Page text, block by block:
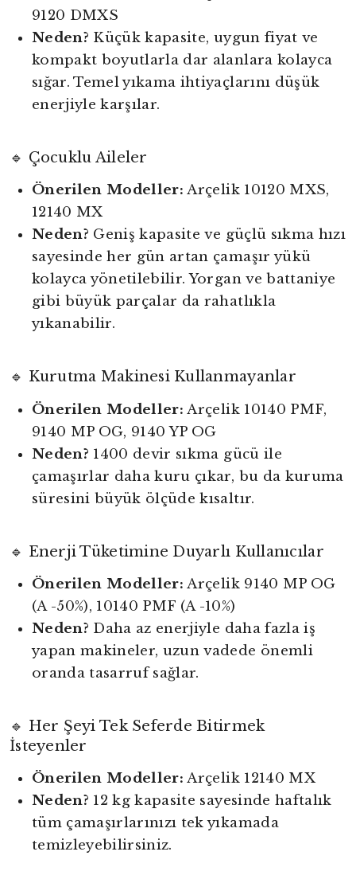
9120 DMXS
Neden? Küçük kapasite, uygun fiyat ve
kompakt boyutlarla dar alanlara kolayca
sığar. Temel yıkama ihtiyaçlarını düşük
enerjiyle karşılar.
🔹 Çocuklu Aileler
Önerilen Modeller: Arçelik 10120 MXS,
12140 MX
Neden? Geniş kapasite ve güçlü sıkma hızı
sayesinde her gün artan çamaşır yükü
kolayca yönetilebilir. Yorgan ve battaniye
gibi büyük parçalar da rahatlıkla
yıkanabilir.
🔹 Kurutma Makinesi Kullanmayanlar
Önerilen Modeller: Arçelik 10140 PMF,
9140 MP OG, 9140 YP OG
Neden? 1400 devir sıkma gücü ile
çamaşırlar daha kuru çıkar, bu da kuruma
süresini büyük ölçüde kısaltır.
🔹 Enerji Tüketimine Duyarlı Kullanıcılar
Önerilen Modeller: Arçelik 9140 MP OG
(A -50%), 10140 PMF (A -10%)
Neden? Daha az enerjiyle daha fazla iş
yapan makineler, uzun vadede önemli
oranda tasarruf sağlar.
🔹 Her Şeyi Tek Seferde Bitirmek
İsteyenler
Önerilen Modeller: Arçelik 12140 MX
Neden? 12 kg kapasite sayesinde haftalık
tüm çamaşırlarınızı tek yıkamada
temizleyebilirsiniz.